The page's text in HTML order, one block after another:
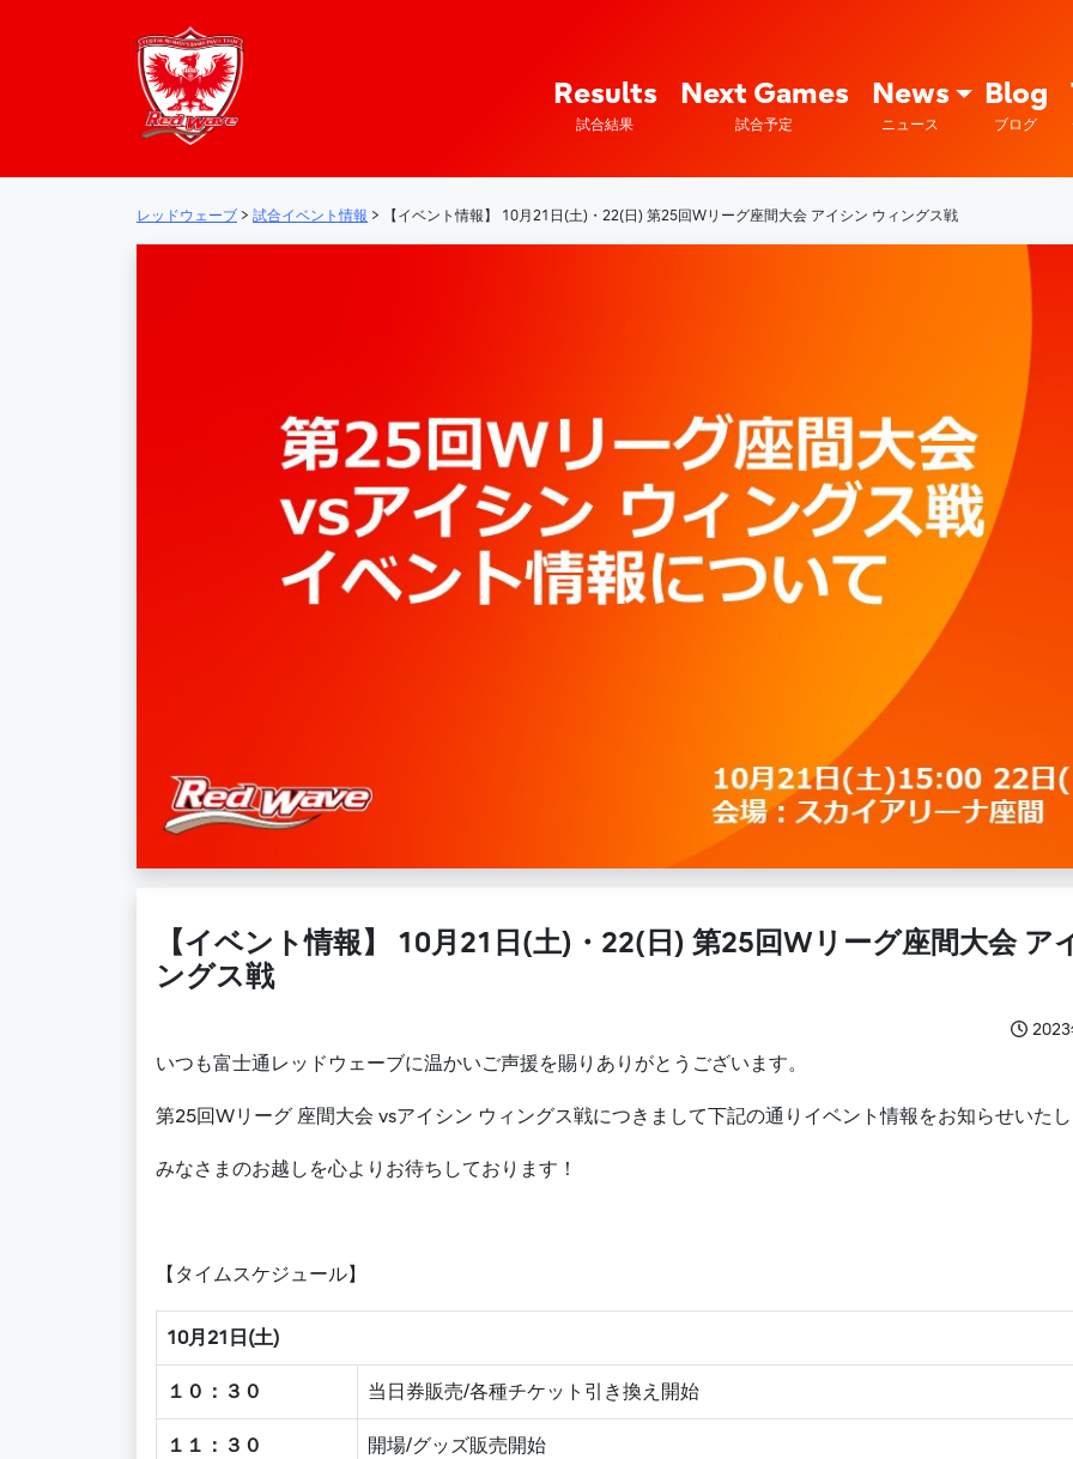
メインナビゲーション
Results
試合結果
Next Games
試合予定
News
ニュース
Blog
ブログ
レッドウェーブ > 試合イベント情報 > 【イベント情報】 10月21日(土)・22(日) 第25回Wリーグ座間大会 アイシン ウィングス戦
【イベント情報】 10月21日(土)・22(日) 第25回Wリーグ座間大会 ア
ングス戦
いつも富士通レッドウェーブに温かいご声援を賜りありがとうございます。
第25回Wリーグ 座間大会 vsアイシン ウィングス戦につきまして下記の通りイベント情報をお知らせいた
みなさまのお越しを心よりお待ちしております！
【タイムスケジュール】
10月21日(土)
１０：３０ 当日券販売/各種チケット引き換え開始
１１：３０ 開場/グッズ販売開始